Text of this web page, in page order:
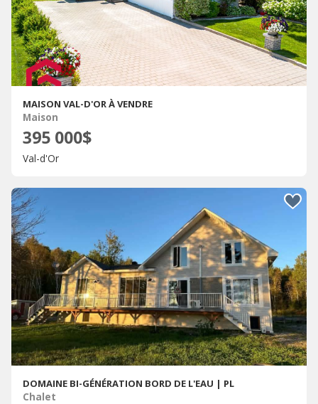
MAISON VAL-D'OR À VENDRE
Maison
395 000$
Val-d'Or
DOMAINE BI-GÉNÉRATION BORD DE L'EAU | PL
Chalet